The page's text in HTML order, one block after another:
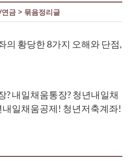
금 > 묶음정리글
의 황당한 8가지 오해와 단점,
? 내일채움통장? 청년내일채
내일채움공제! 청년저축계좌!